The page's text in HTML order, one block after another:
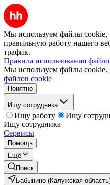
Мы используем файлы cookie,
правильную работу нашего
трафик.
Правила использования
Мы используем файлы cookie.
файлов cookie
Понятно
Ищу сотрудника
Ищу работу
Ищу
Ищу сотрудника
Сервисы
Помощь
Ещё
Поиск
Бабынино (Калужская область)